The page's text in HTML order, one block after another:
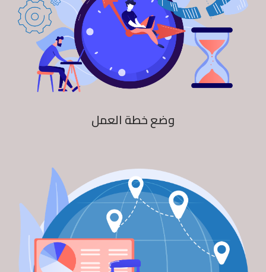
وضع خطة العمل